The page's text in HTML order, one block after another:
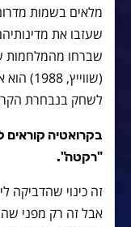
מלאים בשמות
שעזבו את
שברחו מהמלחמות
לשחק בנבחרת
"רקטה".
זה כינוי